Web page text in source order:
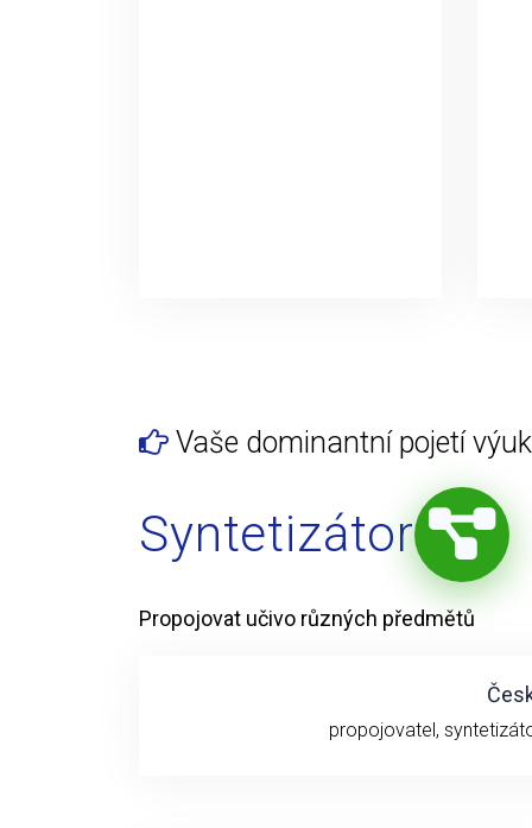
Vaše dominantní pojetí
Syntetizátor
Propojovat učivo různých předmětů
propojovatel,